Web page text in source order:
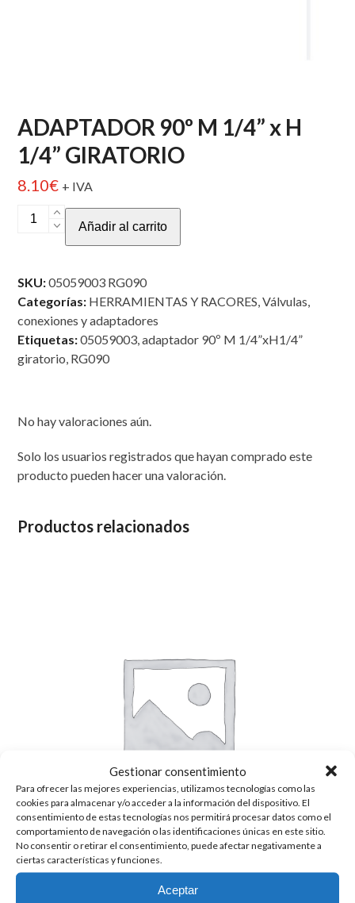
Gestionar consentimiento
Para ofrecer las mejores experiencias, utilizamos tecnologías como las
cookies para almacenar y/o acceder a la información del dispositivo. El
consentimiento de estas tecnologías nos permitirá procesar datos como el
comportamiento de navegación o las identificaciones únicas en este sitio.
No consentir o retirar el consentimiento, puede afectar negativamente a
ciertas características y funciones.
Aceptar
ADAPTADOR 90º M 1/4” x H
1/4” GIRATORIO
8.10€ + IVA
ADAPTADOR
x
H
1/4”
GIRATORIO
cantidad
Añadir al carrito
SKU:05059003 RG090
Categorías: HERRAMIENTAS Y RACORES,Válvulas,
conexiones y adaptadores
Etiquetas:05059003,adaptador 90º M 1/4”xH1/4”
giratorio, RG090
No hay valoraciones aún.
Solo los usuarios registrados que hayan comprado este
producto pueden hacer una valoración.
Productos relacionados
RACORD GIRATORIO ANG.1/4SAE